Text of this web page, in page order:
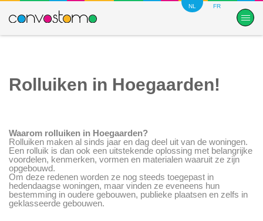
NL FR
Rolluiken in Hoegaarden!
Waarom rolluiken in Hoegaarden?
Rolluiken maken al sinds jaar en dag deel uit van de woningen.
Een rolluik is dan ook een uitstekende oplossing met belangrijke
voordelen, kenmerken, vormen en materialen waaruit ze zijn
opgebouwd.
Om deze redenen worden ze nog steeds toegepast in
hedendaagse woningen, maar vinden ze eveneens hun
bestemming in oudere gebouwen, publieke plaatsen en zelfs in
geklasseerde gebouwen.